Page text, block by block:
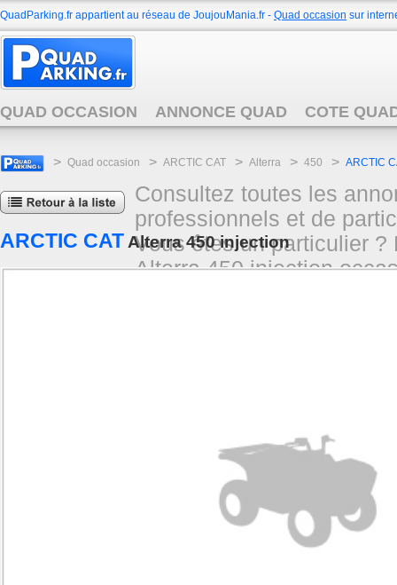
QuadParking.fr appartient au réseau de JoujouMania.fr - Quad occasion sur
QUAD OCCASION ANNONCE QUAD COTE
> Quad occasion > ARCTIC CAT > Alterra > 450 > ARCTIC
Consultez toutes les
professionnels et de
Vous êtes un particulier ?
Alterra 450 injection
ARCTIC CAT Alterra 450 injection